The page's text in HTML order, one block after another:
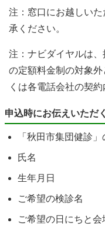
注：窓口にお越しい
承ください。
注：ナビダイヤルは
の定額料金制の対象
くは各電話会社の契
申込時にお伝えいただ
「秋田市集団健診
氏名
生年月日
ご希望の検診名
ご希望の日にちと会